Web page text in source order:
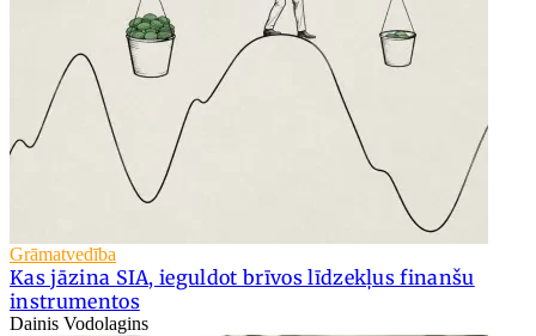
Grāmatvedība
Kas jāzina SIA, ieguldot brīvos līdzekļus finanšu
instrumentos
Dainis Vodolagins